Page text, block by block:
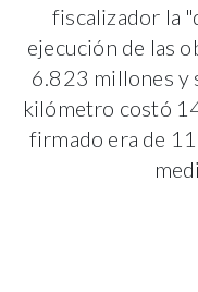
fiscalizador la
ejecución de las
6.823 millones y
kilómetro costó
firmado era de